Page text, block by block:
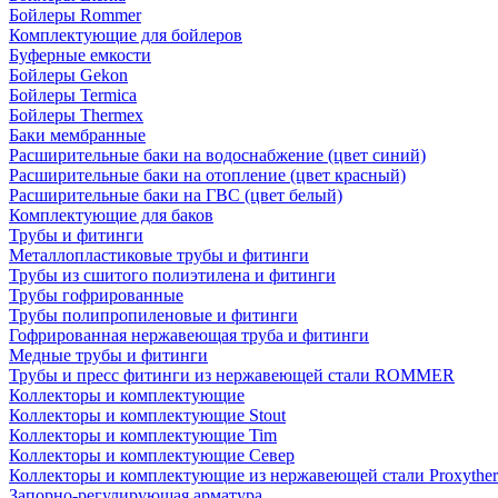
Бойлеры Rommer
Комплектующие для бойлеров
Буферные емкости
Бойлеры Gekon
Бойлеры Termica
Бойлеры Thermex
Баки мембранные
Расширительные баки на водоснабжение (цвет синий)
Расширительные баки на отопление (цвет красный)
Расширительные баки на ГВС (цвет белый)
Комплектующие для баков
Трубы и фитинги
Металлопластиковые трубы и фитинги
Трубы из сшитого полиэтилена и фитинги
Трубы гофрированные
Трубы полипропиленовые и фитинги
Гофрированная нержавеющая труба и фитинги
Медные трубы и фитинги
Трубы и пресс фитинги из нержавеющей стали ROMMER
Коллекторы и комплектующие
Коллекторы и комплектующие Stout
Коллекторы и комплектующие Tim
Коллекторы и комплектующие Север
Коллекторы и комплектующие из нержавеющей стали